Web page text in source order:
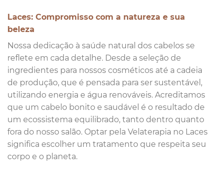
Laces: Compromisso com a natureza e sua
beleza
Nossa dedicação à saúde natural dos cabelos se
reflete em cada detalhe. Desde a seleção de
ingredientes para nossos cosméticos até a cadeia
de produção, que é pensada para ser sustentável,
utilizando energia e água renováveis. Acreditamos
que um cabelo bonito e saudável é o resultado de
um ecossistema equilibrado, tanto dentro quanto
fora do nosso salão. Optar pela Velaterapia no Laces
significa escolher um tratamento que respeita seu
corpo e o planeta.